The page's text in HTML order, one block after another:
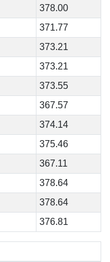
378.00
371.77
373.21
373.21
373.55
367.57
374.14
375.46
367.11
378.64
378.64
376.81